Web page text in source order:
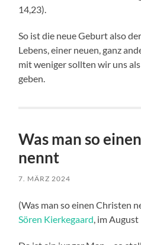
14,23).
So ist die neue Geburt also
Lebens, einer neuen, ganz
mit weniger sollten wir uns
geben.
Was man so
nennt
7. MÄRZ 2024
(Was man so einen Christen
Sören Kierkegaard, im